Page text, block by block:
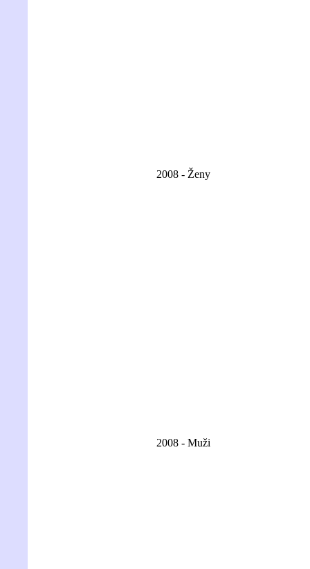
2008 - Ženy
2008 - Muži